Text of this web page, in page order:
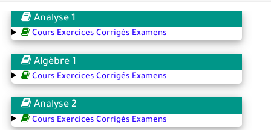
Analyse 1
Cours Exercices Corrigés Examens
Algèbre 1
Cours Exercices Corrigés Examens
Analyse 2
Cours Exercices Corrigés Examens